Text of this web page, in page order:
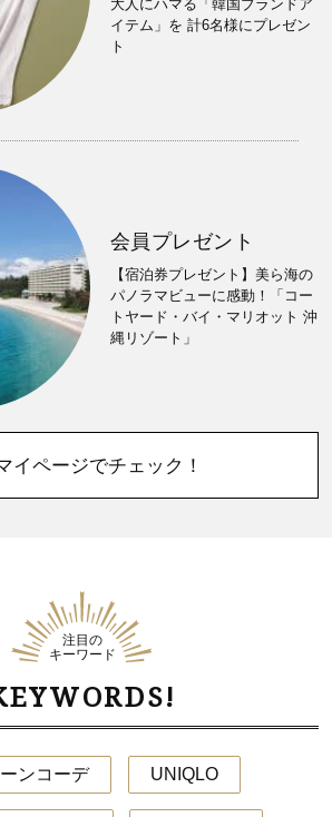
大人にハマる「韓国ブランドア
イテム」を 計6名様にプレゼン
ト
会員プレゼント
【宿泊券プレゼント】美ら海の
パノラマビューに感動！「コー
トヤード・バイ・マリオット 沖
縄リゾート」
イページでチェック！
注目の
キーワード
ンコーデ UNIQLO